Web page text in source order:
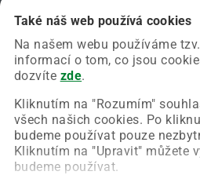
Také náš web používá cookies
Na našem webu používáme
informací o tom, co jsou
dozvíte zde.
Kliknutím na "Rozumím"
všech našich cookies. Po
budeme používat pouze
Kliknutím na "Upravit" můžete
budeme používat.
Chyba nastala na naší
Zkuste prosím znovu načíst
Obnovit stránku